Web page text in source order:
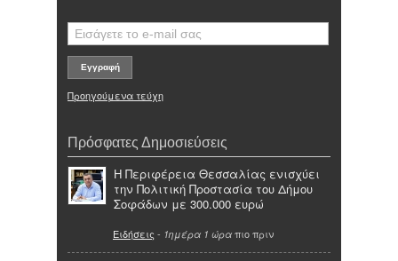
Προηγούμενα τεύχη
Πρόσφατες Δημοσιεύσεις
Η Περιφέρεια Θεσσαλίας ενισχύει
την Πολιτική Προστασία του Δήμου
Σοφάδων με 300.000 ευρώ
Ειδήσεις - 1ημέρα 1 ώρα πιο πριν